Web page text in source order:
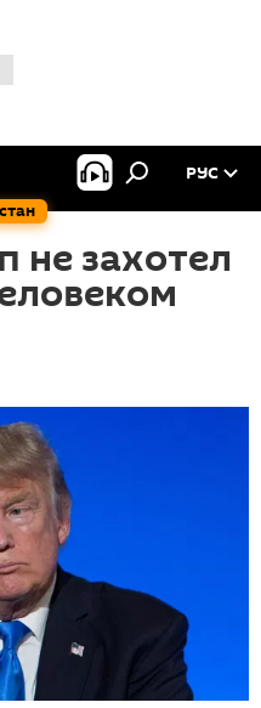
РУС
не захотел